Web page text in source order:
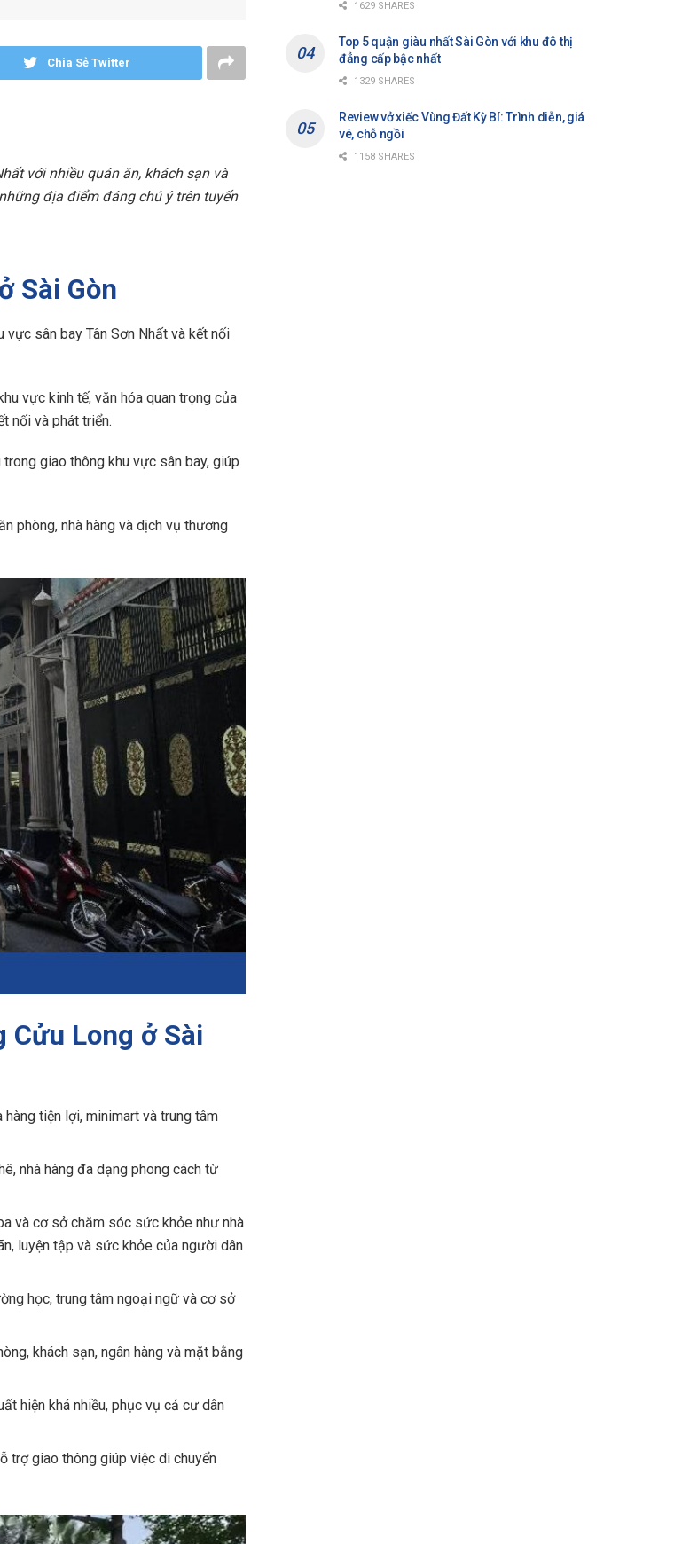
Chia Sẻ Twitter
với nhiều quán ăn, khách sạn và
địa điểm đáng chú ý trên tuyến
Sài Gòn
vực sân bay Tân Sơn Nhất và kết nối
vực kinh tế, văn hóa quan trọng của
nối và phát triển.
giao thông khu vực sân bay, giúp
phòng, nhà hàng và dịch vụ thương
Long ở Sài
tiện lợi, minimart và trung tâm
nhà hàng đa dạng phong cách từ
và cơ sở chăm sóc sức khỏe như nhà
luyện tập và sức khỏe của người dân
học, trung tâm ngoại ngữ và cơ sở
khách sạn, ngân hàng và mặt bằng
hiện khá nhiều, phục vụ cả cư dân
trợ giao thông giúp việc di chuyển
1629 SHARES
Top 5 quận giàu nhất Sài Gòn với khu đô thị
đẳng cấp bậc nhất
1329 SHARES
Review vở xiếc Vùng Đất Kỳ Bí: Trình diễn, giá
vé, chỗ ngồi
1158 SHARES